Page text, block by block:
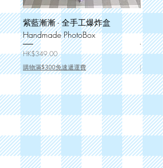
紫藍漸漸 - 全手工爆炸盒
Handmade PhotoBox
價格
HK$349.00
購物滿$300免速遞運費
金絲
價格
購物滿